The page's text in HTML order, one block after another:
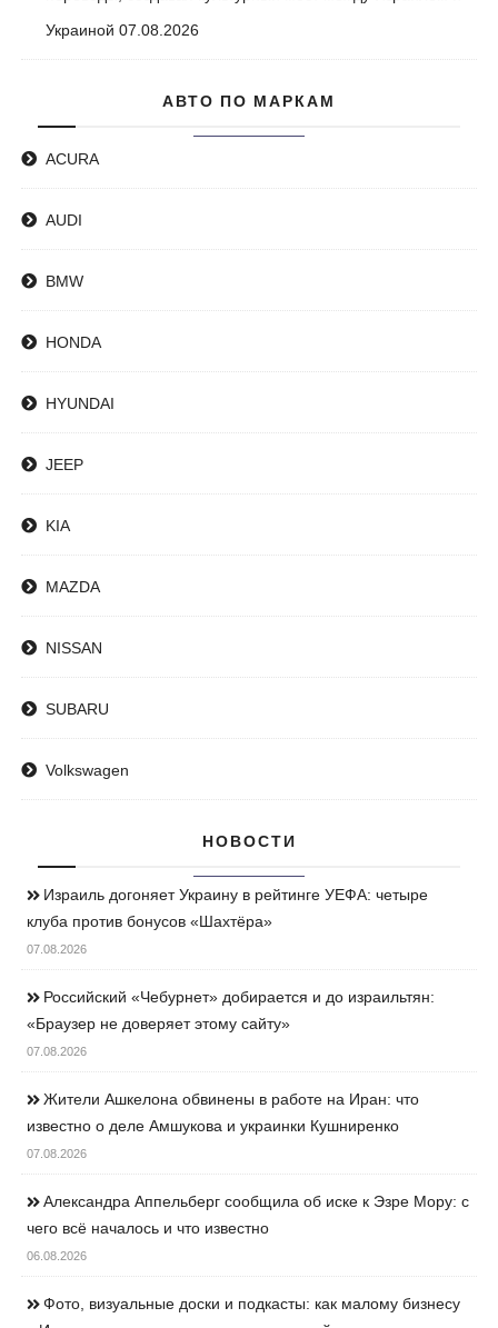
Украиной 07.08.2026
АВТО ПО МАРКАМ
ACURA
AUDI
BMW
HONDA
HYUNDAI
JEEP
KIA
MAZDA
NISSAN
SUBARU
Volkswagen
НОВОСТИ
Израиль догоняет Украину в рейтинге УЕФА: четыре
клуба против бонусов «Шахтёра»
07.08.2026
Российский «Чебурнет» добирается и до израильтян:
«Браузер не доверяет этому сайту»
07.08.2026
Жители Ашкелона обвинены в работе на Иран: что
известно о деле Амшукова и украинки Кушниренко
07.08.2026
Александра Аппельберг сообщила об иске к Эзре Мору: с
чего всё началось и что известно
06.08.2026
Фото, визуальные доски и подкасты: как малому бизнесу